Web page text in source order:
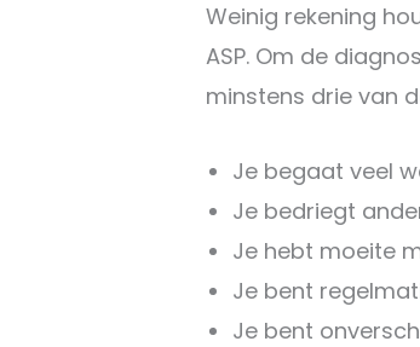
Weinig rekening
ASP. Om de
minstens drie van
Je begaat veel
Je bedriegt
Je hebt moeite
Je bent
Je bent